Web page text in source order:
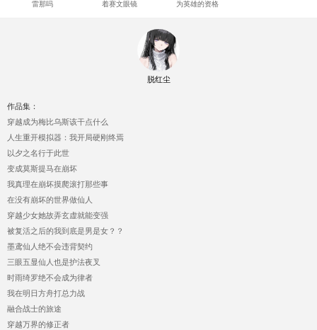
雷那吗
着赛文眼镜
为英雄的资格
脱红尘
作品集：
穿越成为梅比乌斯该干点什么
人生重开模拟器：我开局硬刚终焉
以夕之名行于此世
变成莫斯提马在崩坏
我真理在崩坏摸爬滚打那些事
在没有崩坏的世界做仙人
穿越少女她故弄玄虚就能变强
被复活之后的我到底是男是女？？
墨鸢仙人绝不会违背契约
三眼五显仙人也是护法夜叉
时雨绮罗绝不会成为律者
我在明日方舟打总力战
融合战士的旅途
穿越万界的修正者